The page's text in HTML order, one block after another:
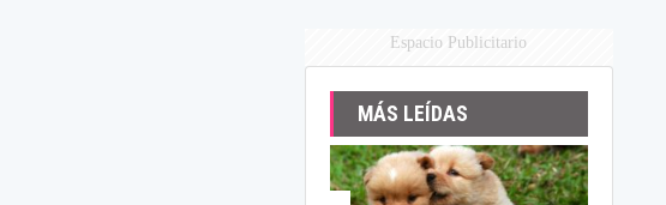
Espacio Publicitario
MÁS LEÍDAS